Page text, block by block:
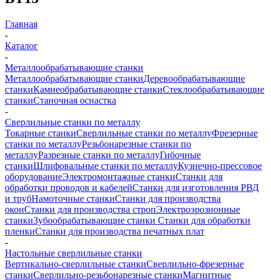
Главная
-
Каталог
-
Металлообрабатывающие станки
Металлообрабатывающие станкиДеревообрабатывающие
станкиКамнеобрабатывающие станкиСтеклообрабатывающие
станкиСтаночная оснастка
-
Сверлильные станки по металлу
Токарные станкиСверлильные станки по металлуФрезерные
станки по металлуРезьбонарезные станки по
металлуРазрезные станки по металлуГибочные
станкиШлифовальные станки по металлуКузнечно-прессовое
оборудованиеЭлектромонтажные станкиСтанки для
обработки проводов и кабелейСтанки для изготовления РВД
и трубНамоточные станкиСтанки для производства
оконСтанки для производства стропЭлектроэрозионные
станкиЗубообрабатывающие станки Станки для обработки
пленкиСтанки для производства печатных плат
-
Настольные сверлильные станки
Вертикально-сверлильные станкиСверлильно-фрезерные
станкиСверлильно-резьбонарезные станкиМагнитные